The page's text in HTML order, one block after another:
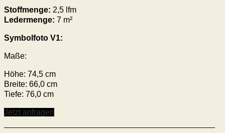
Stoffmenge: 2,5 lfm
Ledermenge: 7 m²
Symbolfoto V1:
Maße:
Höhe: 74,5 cm
Breite: 66,0 cm
Tiefe: 76,0 cm
Jetzt anfragen